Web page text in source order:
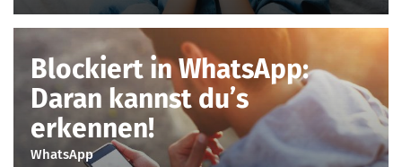
Blockiert in WhatsApp:
Daran kannst du’s
erkennen!
WhatsApp